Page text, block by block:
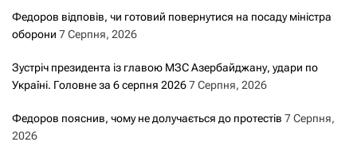
Федоров відповів, чи готовий повернутися на посаду міністра
оборони 7 Серпня, 2026
Зустріч президента із главою МЗС Азербайджану, удари по
Україні. Головне за 6 серпня 20267 Серпня, 2026
Федоров пояснив, чому не долучається до протестів 7 Серпня,
2026